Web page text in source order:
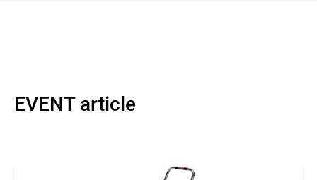
EVENT article